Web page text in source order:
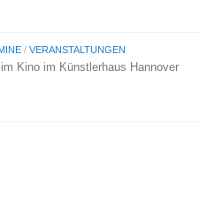
/ VERANSTALTUNGEN
Kino im Künstlerhaus Hannover